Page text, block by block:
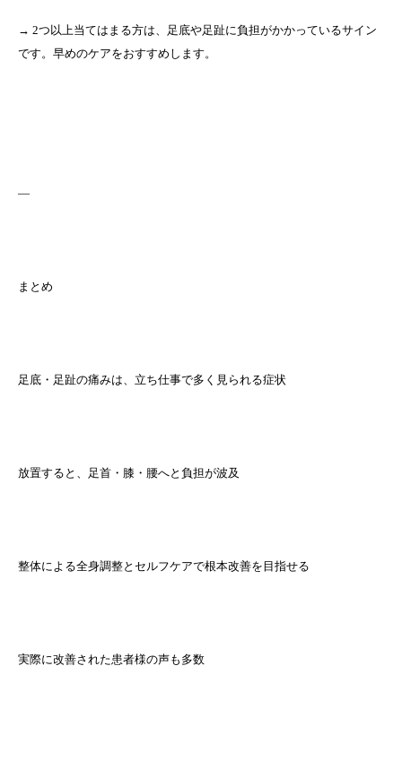
→ 2つ以上当てはまる方は、足底や足趾に負担がかかっているサイン
です。早めのケアをおすすめします。
—
まとめ
足底・足趾の痛みは、立ち仕事で多く見られる症状
放置すると、足首・膝・腰へと負担が波及
整体による全身調整とセルフケアで根本改善を目指せる
実際に改善された患者様の声も多数